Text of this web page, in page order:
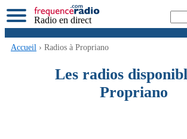
Radio en direct
Accueil › Radios à Propriano
Les radios
Propriano